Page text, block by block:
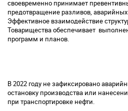
своевременно принимает
предотвращение разливов,
Эффективное взаимодействие
Товарищества обеспечивает
программ и планов.
В 2022 году не зафиксировано
остановку производства или
при транспортировке нефти.